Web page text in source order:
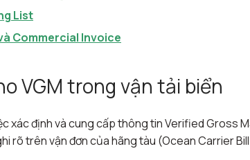
List
Commercial Invoice
VGM trong vận tải biển
xác định và cung cấp thông tin Verified Gross
rõ trên vận đơn của hãng tàu (Ocean Carrier